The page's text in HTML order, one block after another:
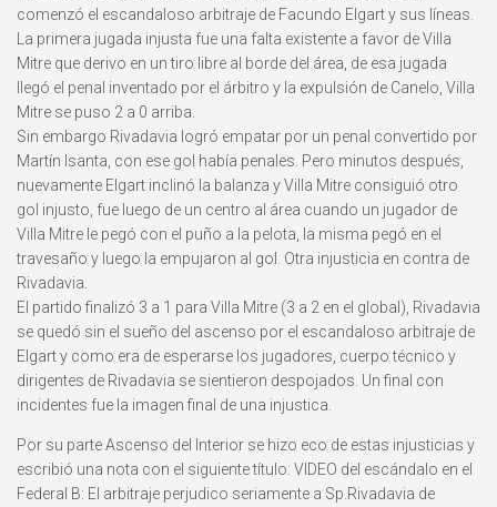
comenzó el escandaloso arbitraje de Facundo Elgart y sus líneas.
La primera jugada injusta fue una falta existente a favor de Villa
Mitre que derivo en un tiro libre al borde del área, de esa jugada
llegó el penal inventado por el árbitro y la expulsión de Canelo, Villa
Mitre se puso 2 a 0 arriba.
Sin embargo Rivadavia logró empatar por un penal convertido por
Martín Isanta, con ese gol había penales. Pero minutos después,
nuevamente Elgart inclinó la balanza y Villa Mitre consiguió otro
gol injusto, fue luego de un centro al área cuando un jugador de
Villa Mitre le pegó con el puño a la pelota, la misma pegó en el
travesaño y luego la empujaron al gol. Otra injusticia en contra de
Rivadavia.
El partido finalizó 3 a 1 para Villa Mitre (3 a 2 en el global), Rivadavia
se quedó sin el sueño del ascenso por el escandaloso arbitraje de
Elgart y como era de esperarse los jugadores, cuerpo técnico y
dirigentes de Rivadavia se sientieron despojados. Un final con
incidentes fue la imagen final de una injustica.
Por su parte Ascenso del Interior se hizo eco de estas injusticias y
escribió una nota con el siguiente título: VIDEO del escándalo en el
Federal B: El arbitraje perjudico seriamente a Sp.Rivadavia de